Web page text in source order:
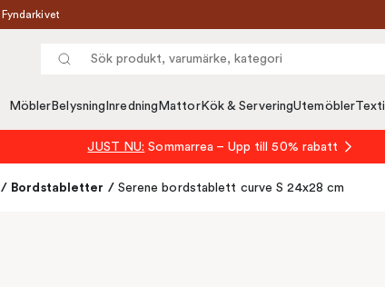
Fyndarkivet
Möbler Belysning Inredning MattorKök & ServeringUtemöblerTextil
JUST NU: Sommarrea – Upp till 50% rabatt
/ Bordstabletter / Serene bordstablett curve S 24x28 cm